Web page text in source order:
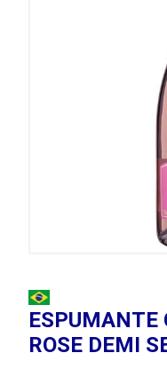
ESPUMANTE
ROSE DEMI